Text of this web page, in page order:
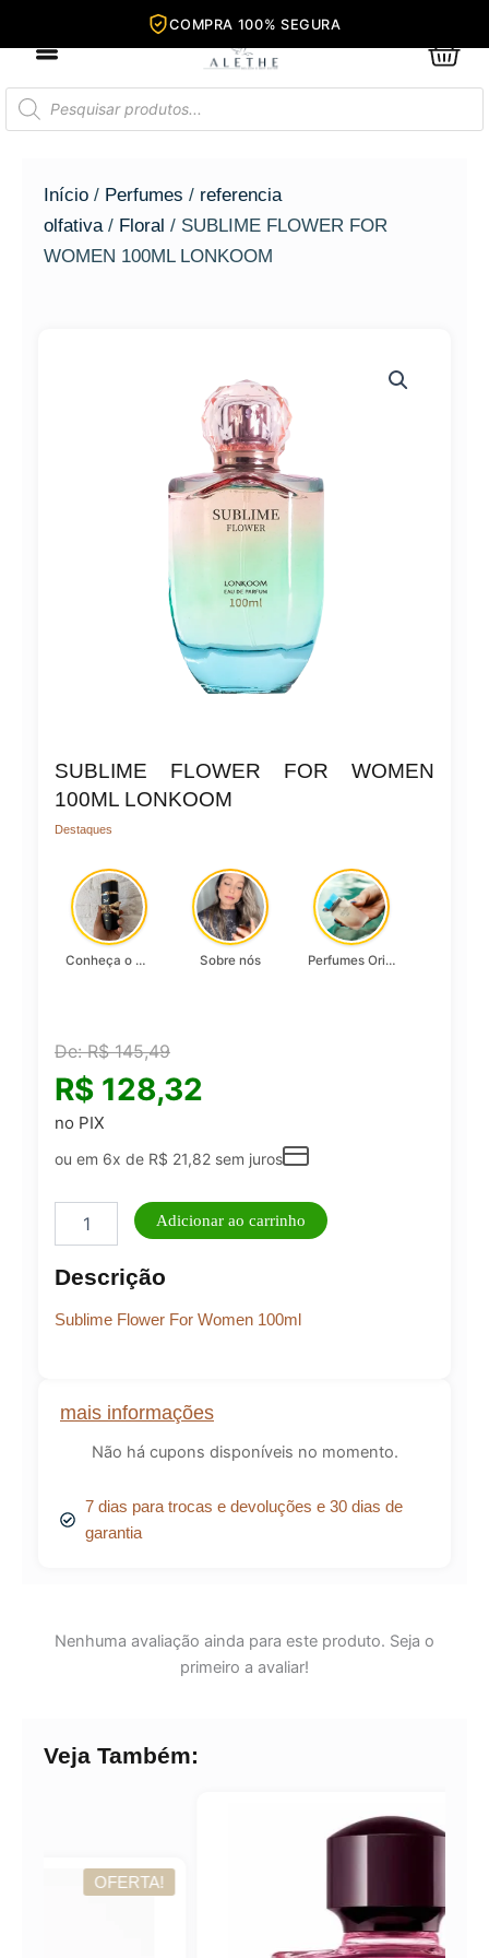
conteúdo
Pesquisar
produtos
Início / Perfumes / referencia
olfativa / Floral / SUBLIME FLOWER FOR
WOMEN 100ML LONKOOM
mais informações
Não há cupons disponíveis no momento.
7 dias para trocas e devoluções e 30 dias de
garantia
SUBLIME FLOWER FOR WOMEN
100ML LONKOOM
Destaques
Conheça o Asad, da Lattafa… Sobre nós Perfumes Originais
De:R$145,49
R$ 128,32
no PIX
ou em 6x de R$ 21,82 sem juros
FLOWER
WOMEN
LONKOOM
Adicionar ao carrinho
Descrição
Sublime Flower For Women 100ml
Nenhuma avaliação ainda para este produto. Seja o
primeiro a avaliar!
Veja Também:
OFERTA!